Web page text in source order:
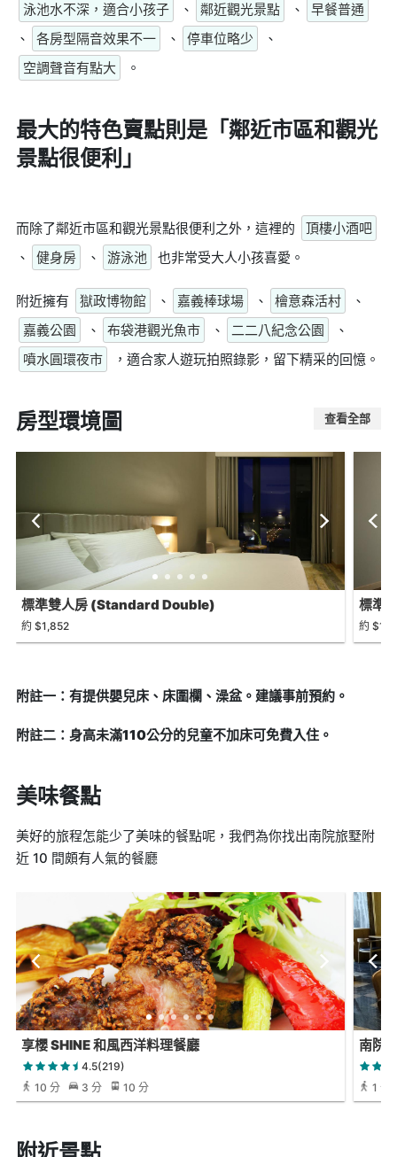
泳池水不深，適合小孩子
、 鄰近觀光景點 、
早餐普通
、
各房型隔音效果不一 、 停車位略少
、
空調聲音有點大
。
最大的特色賣點則是「鄰近市區和觀光
景點很便利」
而除了鄰近市區和觀光景點很便利之外，這裡的
頂樓小酒吧
、
健身房 、 游泳池 也非常受大人小孩喜愛。
附近擁有 獄政博物館 、 嘉義棒球場 、 檜意森活村
、
嘉義公園
、 布袋港觀光魚市 、 二二八紀念公園
、
噴水圓環夜市
，適合家人遊玩拍照錄影，留下精采的回憶。
房型環境圖 查看全部
標準雙人房 (Standard Double)
約 $1,852
標準
約
附註一：有提供嬰兒床、床圍欄、澡盆。建議事前預約。
附註二：身高未滿110公分的兒童不加床可免費入住。
美味餐點
美好的旅程怎能少了美味的餐點呢，我們為你找出南院旅墅附
近 10 間頗有人氣的餐廳
享櫻 SHINE 和風西洋料理餐廳
4.5(219)
10 分
3 分 10 分
南院
1 分